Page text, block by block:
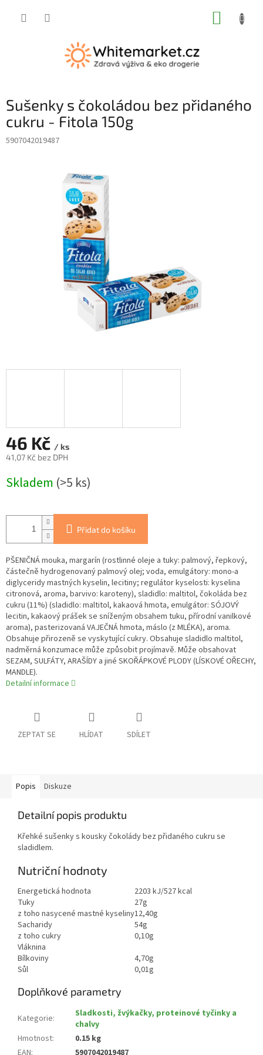
Sušenky s čokoládou bez přidaného
cukru - Fitola 150g
5907042019487
46 Kč / ks
41,07 Kč bez DPH
cena:
Skladem (>5 ks)
Přidat do košíku
PŠENIČNÁ mouka, margarín (rostlinné oleje a tuky: palmový, řepkový,
částečně hydrogenovaný palmový olej; voda, emulgátory: mono-a
diglyceridy mastných kyselin, lecitiny; regulátor kyselosti: kyselina
citronová, aroma, barvivo: karoteny), sladidlo: maltitol, čokoláda bez
cukru (11%) (sladidlo: maltitol, kakaová hmota, emulgátor: SÓJOVÝ
lecitin, kakaový prášek se sníženým obsahem tuku, přírodní vanilkové
aroma), pasterizovaná VAJEČNÁ hmota, máslo (z MLÉKA), aroma.
Obsahuje přirozeně se vyskytující cukry. Obsahuje sladidlo maltitol,
nadměrná konzumace může způsobit projímavě. Může obsahovat
SEZAM, SULFÁTY, ARAŠÍDY a jiné SKOŘÁPKOVÉ PLODY (LÍSKOVÉ OŘECHY,
MANDLE).
Detailní informace
ZEPTAT SE HLÍDAT SDÍLET
Popis Diskuze
Detailní popis produktu
Křehké sušenky s kousky čokolády bez přidaného cukru se
sladidlem.
Nutriční hodnoty
Energetická hodnota
2203 kJ/527 kcal
Tuky
27g
z toho nasycené mastné kyseliny12,40g
Sacharidy
54g
z toho cukry
0,10g
Vláknina
Bílkoviny
4,70g
Sůl
0,01g
Doplňkové parametry
Kategorie:
Sladkosti, žvýkačky, proteinové tyčinky a
chalvy
Hmotnost:
0.15 kg